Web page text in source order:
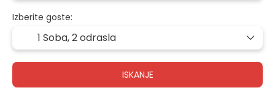
Izberite goste:
1 Soba,2 odrasla
ISKANJE